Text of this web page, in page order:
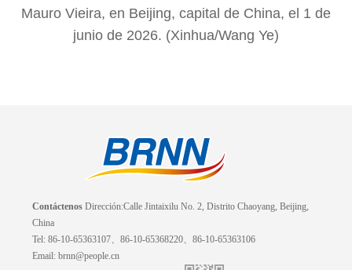
Mauro Vieira, en Beijing, capital de China, el 1 de
junio de 2026. (Xinhua/Wang Ye)
Contáctenos Dirección:Calle Jintaixilu No. 2, Distrito Chaoyang, Beijing,
China
Tel: 86-10-65363107、86-10-65368220、86-10-65363106
Email: brnn@people.cn